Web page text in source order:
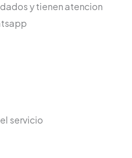
y tienen atencion
servicio